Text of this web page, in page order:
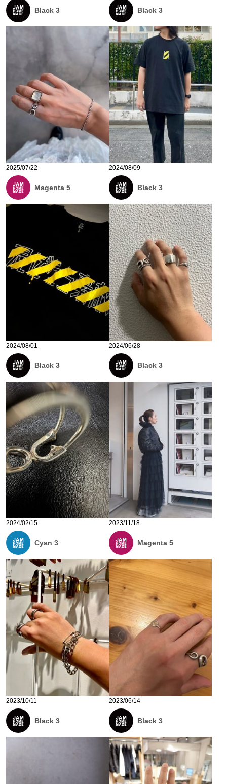
Black 3 Black 3
2025/07/22
Magenta 5
2024/08/09
Black 3
2024/08/01
Black 3
2024/06/28
Black 3
2024/02/15
Cyan 3
2023/11/18
Magenta 5
2023/10/11
Black 3
2023/06/14
Black 3